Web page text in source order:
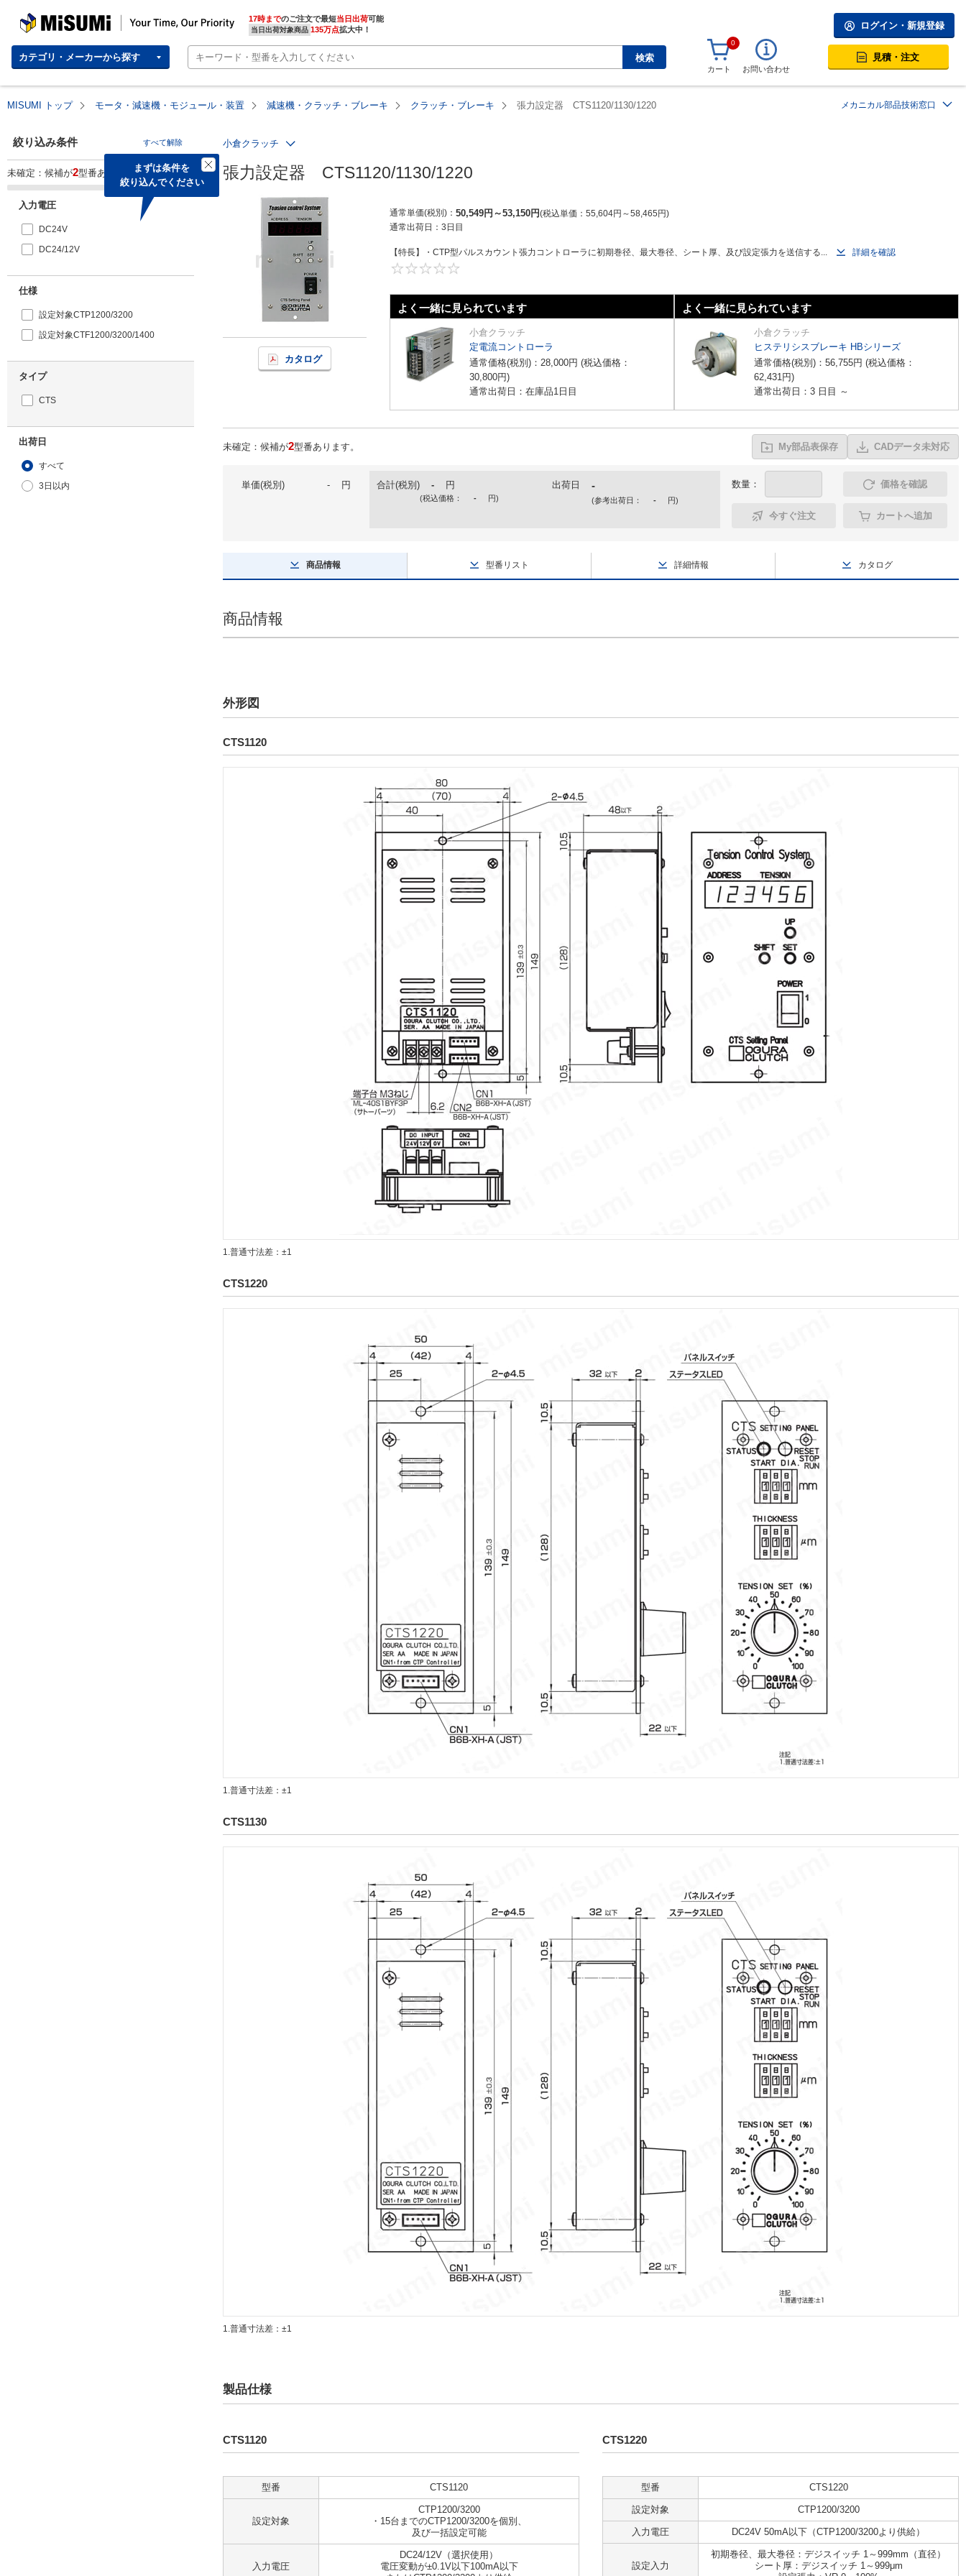
MISUMI | Your Time, Our Priority 17時までのご注文で最短当日出荷
当日出荷対象商品 135万点拡大中！
カテゴリ・メーカーから探す 検索
ログイン・新規登録
0
カート お問い合わせ
見積・注文
MISUMI トップ モータ・減速機・モジュール・装置 減速機・クラッチ・ブレーキ クラッチ・ブレーキ 張力設定器 CTS1120/1130/1220 メカニカル部品技術窓口
絞り込み条件 すべて解除
まずは条件を
絞り込んでください
未確定：候補が2型番あります。
入力電圧
DC24V
DC24/12V
仕様
設定対象CTP1200/3200
設定対象CTF1200/3200/1400
タイプ
CTS
出荷日
すべて
3日以内
小倉クラッチ
張力設定器　CTS1120/1130/1220
カタログ
通常単価(税別) 50,549円 ～53,150円 税込単価 55,604円 ～58,465円
通常出荷日： 3日目
【特長】・CTP型パルスカウント張力コントローラに初期巻径、最大巻径、シート厚、及び設定張力を送信する...
詳細を確認
よく一緒に見られています
小倉クラッチ
定電流コントローラ
通常価格(税別)： 28,000円 (税込価格：
30,800円)
通常出荷日：在庫品1日目
よく一緒に見られています
小倉クラッチ
ヒステリシスブレーキ HBシリーズ
通常価格(税別)： 56,755円 (税込価格：
62,431円)
通常出荷日：3 日目 ～
未確定：候補が2型番あります。 My部品表保存 CADデータ未対応
単価(税別) - 円 合計(税別) - 円
(税込価格： - 円)
出荷日 -
(参考出荷日： - 円)
数量： 価格を確認
今すぐ注文 カートへ追加
商品情報 型番リスト 詳細情報 カタログ
商品情報
外形図
CTS1120
1.普通寸法差：±1
CTS1220
1.普通寸法差：±1
CTS1130
1.普通寸法差：±1
製品仕様
CTS1120 CTS1220
型番 CTS1120
設定対象
CTP1200/3200
・15台までのCTP1200/3200を個別、
及び一括設定可能
入力電圧
DC24/12V（選択使用）
電圧変動が±0.1V以下100mA以下
型番 CTS1220
設定対象 CTP1200/3200
入力電圧 DC24V 50mA以下（CTP1200/3200より供給）
設定入力
初期巻径、最大巻径：デジスイッチ 1～999mm（直径）
シート厚：デジスイッチ 1～999μm